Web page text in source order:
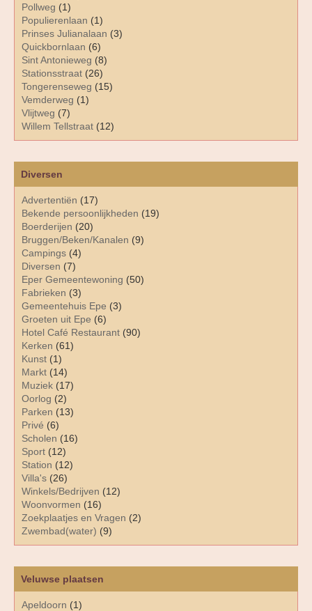
Diversen
Advertentiën (17)
Bekende persoonlijkheden (19)
Boerderijen (20)
Bruggen/Beken/Kanalen (9)
Campings (4)
Diversen (7)
Eper Gemeentewoning (50)
Fabrieken (3)
Gemeentehuis Epe (3)
Groeten uit Epe (6)
Hotel Café Restaurant (90)
Kerken (61)
Kunst (1)
Markt (14)
Muziek (17)
Oorlog (2)
Parken (13)
Privé (6)
Scholen (16)
Sport (12)
Station (12)
Villa's (26)
Winkels/Bedrijven (12)
Woonvormen (16)
Zoekplaatjes en Vragen (2)
Zwembad(water) (9)
Pollweg (1)
Populierenlaan (1)
Prinses Julianalaan (3)
Quickbornlaan (6)
Sint Antonieweg (8)
Stationsstraat (26)
Tongerenseweg (15)
Vemderweg (1)
Vlijtweg (7)
Willem Tellstraat (12)
Veluwse plaatsen
Apeldoorn (1)